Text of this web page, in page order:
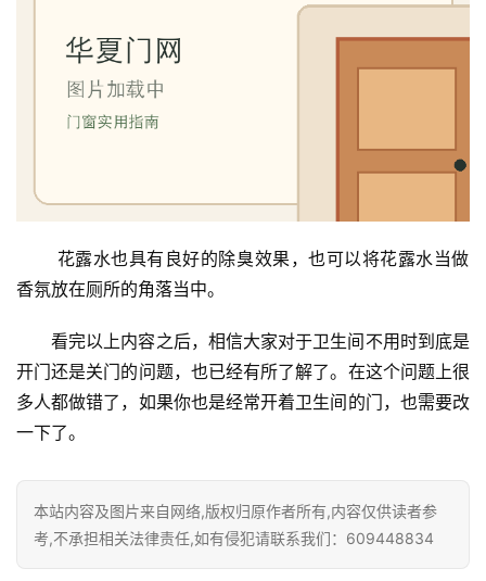
香氛放在厕所的角落当中。
看完以上内容之后，相信大家对于卫生间不用时到底是
开门还是关门的问题，也已经有所了解了。在这个问题上很
多人都做错了，如果你也是经常开着卫生间的门，也需要改
一下了。
本站内容及图片来自网络,版权归原作者所有,内容仅供读者参
考,不承担相关法律责任,如有侵犯请联系我们：609448834